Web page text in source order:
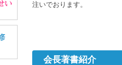
注いでおります。
会長著書紹介